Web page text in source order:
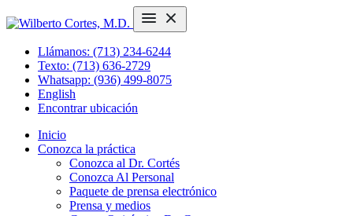
Llámanos: (713) 234-6244
Texto: (713) 636-2729
Whatsapp: (936) 499-8075
English
Encontrar ubicación
Inicio
Conozca la práctica
Conozca al Dr. Cortés
Conozca Al Personal
Paquete de prensa electrónico
Prensa y medios